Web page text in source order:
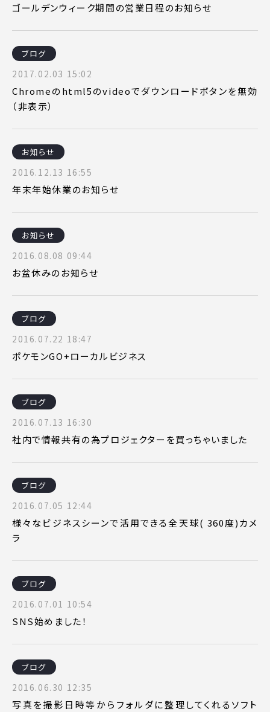
ゴールデンウィーク期間の営業日程のお知らせ
ブログ
2017.02.03 15:02
Chromeのhtml5のvideoでダウンロードボタンを無効
（非表示）
お知らせ
2016.12.13 16:55
年末年始休業のお知らせ
お知らせ
2016.08.08 09:44
お盆休みのお知らせ
ブログ
2016.07.22 18:47
ポケモンGO+ローカルビジネス
ブログ
2016.07.13 16:30
社内で情報共有の為プロジェクターを買っちゃいました
ブログ
2016.07.05 12:44
様々なビジネスシーンで活用できる全天球( 360度)カメ
ラ
ブログ
2016.07.01 10:54
SNS始めました！
ブログ
2016.06.30 12:35
写真を撮影日時等からフォルダに整理してくれるソフト